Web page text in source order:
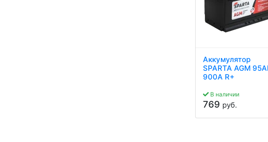
Аккумулятор
SPARTA AGM
900A R+
В наличии
769 руб.